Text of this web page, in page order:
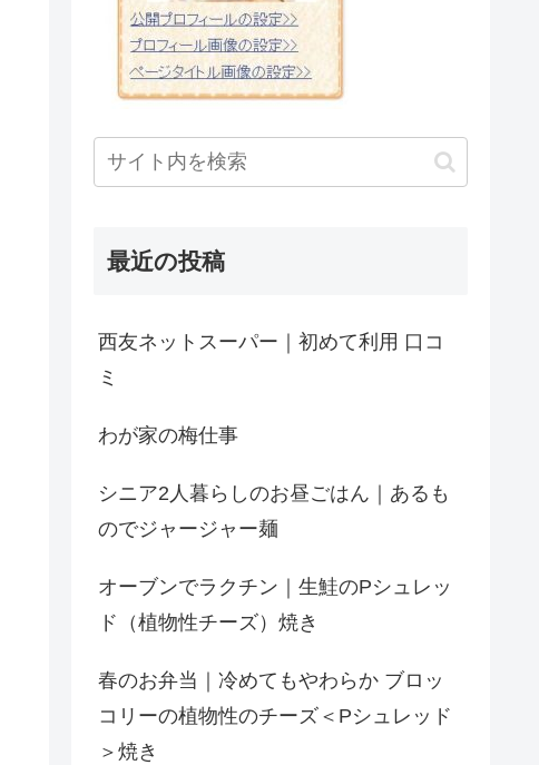
最近の投稿
西友ネットスーパー｜初めて利用 口コ
ミ
わが家の梅仕事
シニア2人暮らしのお昼ごはん｜あるも
のでジャージャー麺
オーブンでラクチン｜生鮭のPシュレッ
ド（植物性チーズ）焼き
春のお弁当｜冷めてもやわらか ブロッ
コリーの植物性のチーズ＜Pシュレッド
＞焼き